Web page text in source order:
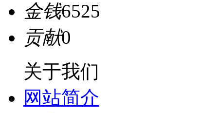
金钱6525
贡献0
关于我们
网站简介